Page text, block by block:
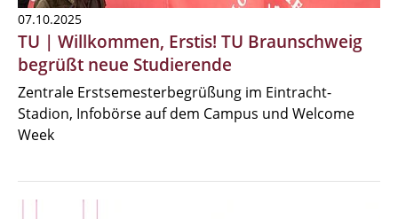
07.10.2025
TU | Willkommen, Erstis! TU Braunschweig
begrüßt neue Studierende
Zentrale Erstsemesterbegrüßung im Eintracht-
Stadion, Infobörse auf dem Campus und Welcome
Week